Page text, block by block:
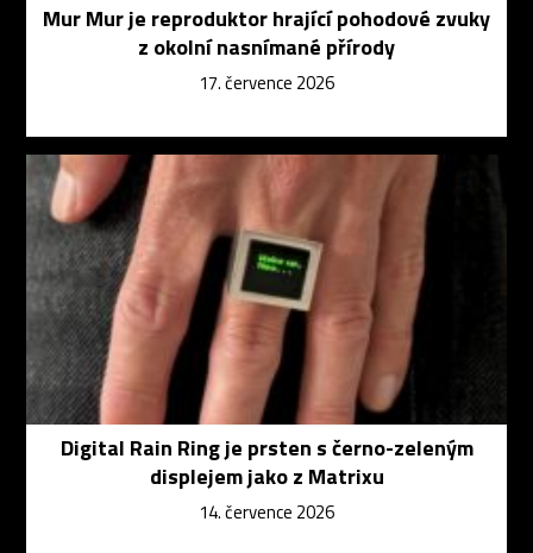
Mur Mur je reproduktor hrající pohodové zvuky
z okolní nasnímané přírody
17. července 2026
Digital Rain Ring je prsten s černo-zeleným
displejem jako z Matrixu
14. července 2026